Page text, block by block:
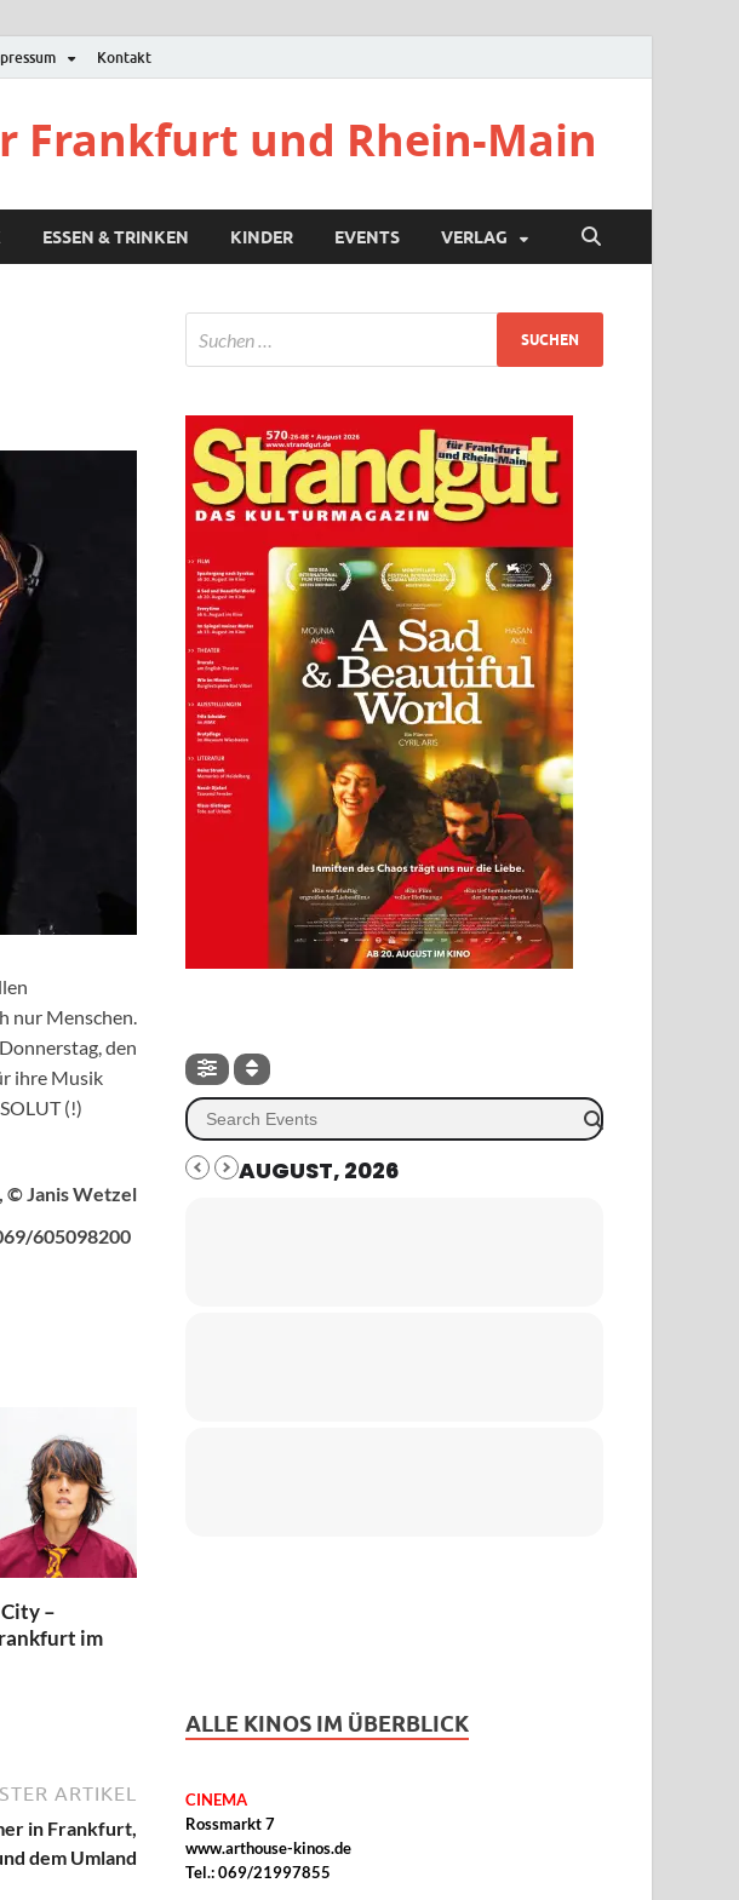
Kontakt
Frankfurt und Rhein-Main
ESSEN & TRINKEN KINDER EVENTS VERLAG
nur Menschen.
den
ihre Musik
(!)
© Janis Wetzel
605098200
–
im
ARTIKEL
in Frankfurt,
dem Umland
AUGUST, 2026
ALLE KINOS IM ÜBERBLICK
CINEMA
Rossmarkt 7
www.arthouse-kinos.de
Tel.: 069/21997855